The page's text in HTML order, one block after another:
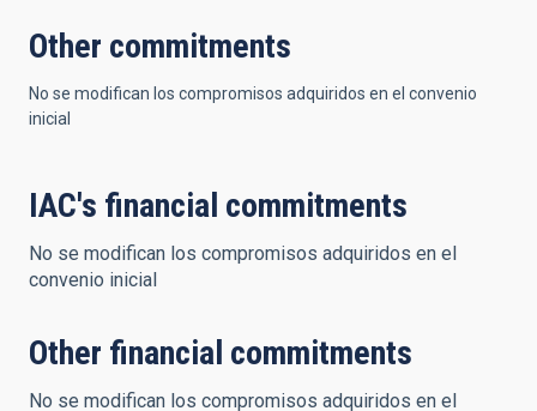
Other commitments
No se modifican los compromisos adquiridos en el convenio
inicial
IAC's financial commitments
No se modifican los compromisos adquiridos en el
convenio inicial
Other financial commitments
No se modifican los compromisos adquiridos en el